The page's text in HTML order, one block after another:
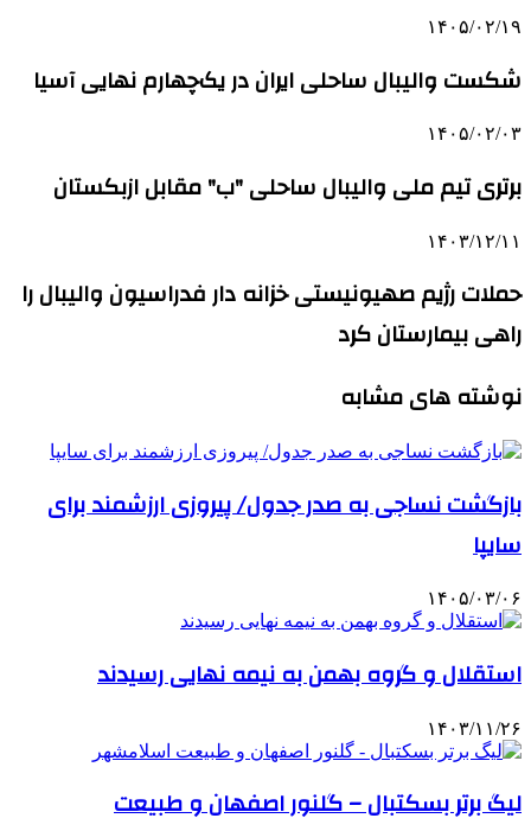
۱۴۰۵/۰۲/۱۹
شکست والیبال ساحلی ایران در یک‌چهارم نهایی آسیا
۱۴۰۵/۰۲/۰۳
برتری تیم ملی والیبال ساحلی "ب" مقابل ازبکستان
۱۴۰۳/۱۲/۱۱
حملات رژیم صهیونیستی خزانه دار فدراسیون والیبال را
راهی بیمارستان کرد
نوشته های مشابه
بازگشت نساجی به صدر جدول/ پیروزی ارزشمند برای
سایپا
۱۴۰۵/۰۳/۰۶
استقلال و گروه بهمن به نیمه نهایی رسیدند
۱۴۰۳/۱۱/۲۶
لیگ برتر بسکتبال – گلنور اصفهان و طبیعت